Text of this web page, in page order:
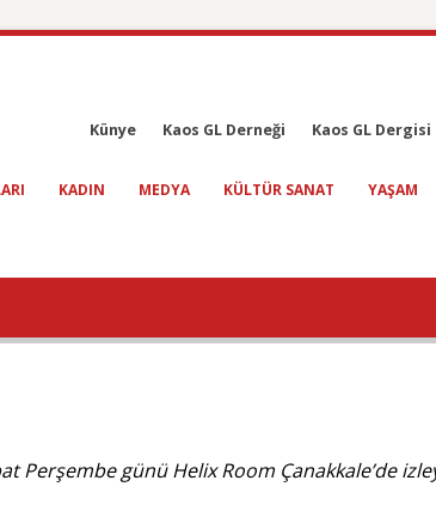
Künye Kaos GL Derneği Kaos GL Dergisi
KADIN MEDYA KÜLTÜR SANAT YAŞAM
Perşembe günü Helix Room Çanakkale’de